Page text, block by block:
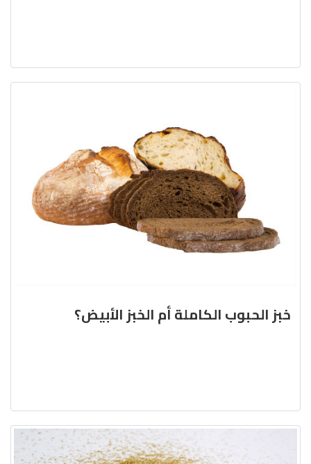
خبز الحبوب الكاملة أم الخبز الأبيض؟